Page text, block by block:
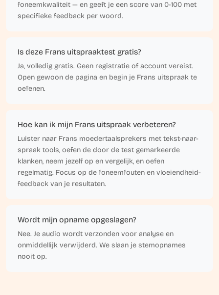
foneemkwaliteit — en geeft je een score van 0-100 met
specifieke feedback per woord.
Is deze Frans uitspraaktest gratis?
Ja, volledig gratis. Geen registratie of account vereist.
Open gewoon de pagina en begin je Frans uitspraak te
oefenen.
Hoe kan ik mijn Frans uitspraak verbeteren?
Luister naar Frans moedertaalsprekers met tekst-naar-
spraak tools, oefen de door de test gemarkeerde
klanken, neem jezelf op en vergelijk, en oefen
regelmatig. Focus op de foneemfouten en vloeiendheid-
feedback van je resultaten.
Wordt mijn opname opgeslagen?
Nee. Je audio wordt verzonden voor analyse en
onmiddellijk verwijderd. We slaan je stemopnames
nooit op.